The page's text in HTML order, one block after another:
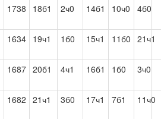
1738 18б1 2ч0 14б1 10ч0 4б0
1634 19ч1 1б0 15ч1 11б0 21ч1
1687 20б1 4ч1 16б1 1б0 3ч0
1682 21ч1 3б0 17ч1 7б1 11ч0